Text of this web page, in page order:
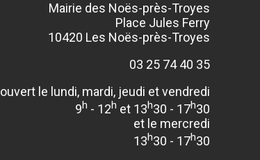
Mairie des Noës-près-Troyes
Place Jules Ferry
10420 Les Noës-près-Troyes
03 25 74 40 35
ouvert le lundi, mardi, jeudi et vendredi
9h - 12h et 13h30 - 17h30
et le mercredi
13h30 - 17h30